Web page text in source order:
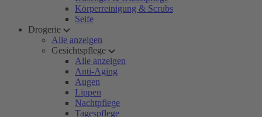
Körperreinigung & Scrubs
Seife
Drogerie
Alle anzeigen
Gesichtspflege
Alle anzeigen
Anti-Aging
Augen
Lippen
Nachtpflege
Tagespflege